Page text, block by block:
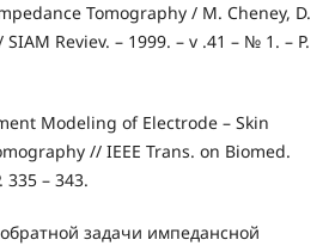
Tomography / M. Cheney, D.
Reviev. – 1999. – v .41 – № 1. – P.
Modeling of Electrode – Skin
// IEEE Trans. on Biomed.
335 – 343.
задачи импедансной